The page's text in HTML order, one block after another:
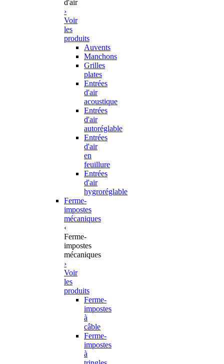
d'air
›
Voir
les
produits
Auvents
Manchons
Grilles
plates
Entrées
d'air
acoustique
Entrées
d'air
autoréglable
Entrées
d'air
en
feuillure
Entrées
d'air
hygroréglable
Ferme-
impostes
mécaniques
‹
Ferme-
impostes
mécaniques
›
Voir
les
produits
Ferme-
impostes
à
câble
Ferme-
impostes
à